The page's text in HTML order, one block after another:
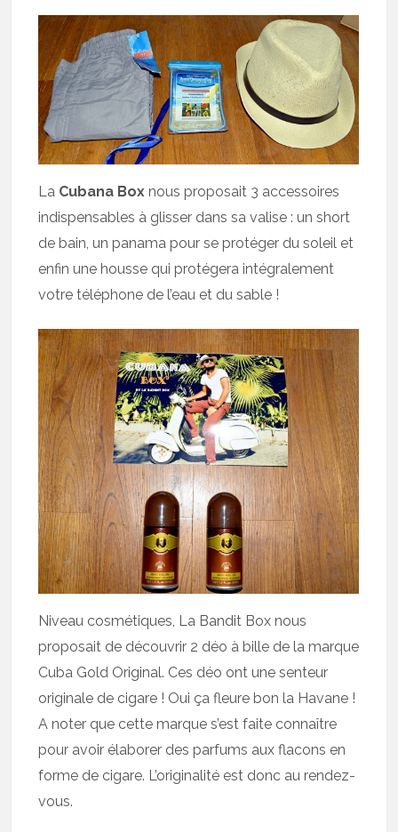
La Cubana Box nous proposait 3 accessoires
indispensables à glisser dans sa valise : un short
de bain, un panama pour se protéger du soleil et
enfin une housse qui protégera intégralement
votre téléphone de l’eau et du sable !
Niveau cosmétiques, La Bandit Box nous
proposait de découvrir 2 déo à bille de la marque
Cuba Gold Original. Ces déo ont une senteur
originale de cigare ! Oui ça fleure bon la Havane !
A noter que cette marque s’est faite connaître
pour avoir élaborer des parfums aux flacons en
forme de cigare. L’originalité est donc au rendez-
vous.